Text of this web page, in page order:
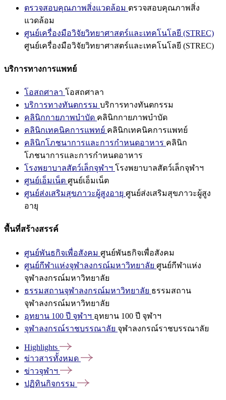
ตรวจสอบคุณภาพสิ่งแวดล้อม ตรวจสอบคุณภาพสิ่ง
แวดล้อม
ศูนย์เครื่องมือวิจัยวิทยาศาสตร์และเทคโนโลยี (STREC)
ศูนย์เครื่องมือวิจัยวิทยาศาสตร์และเทคโนโลยี (STREC)
บริการทางการแพทย์
โอสถศาลา โอสถศาลา
บริการทางทันตกรรม บริการทางทันตกรรม
คลินิกกายภาพบำบัด คลินิกกายภาพบำบัด
คลินิกเทคนิคการแพทย์ คลินิกเทคนิคการแพทย์
คลินิกโภชนาการและการกำหนดอาหาร คลินิก
โภชนาการและการกำหนดอาหาร
โรงพยาบาลสัตว์เล็กจุฬาฯ โรงพยาบาลสัตว์เล็กจุฬาฯ
ศูนย์เอ็มเน็ต ศูนย์เอ็มเน็ต
ศูนย์ส่งเสริมสุขภาวะผู้สูงอายุ ศูนย์ส่งเสริมสุขภาวะผู้สูง
อายุ
พื้นที่สร้างสรรค์
ศูนย์พันธกิจเพื่อสังคม ศูนย์พันธกิจเพื่อสังคม
ศูนย์กีฬาแห่งจุฬาลงกรณ์มหาวิทยาลัย ศูนย์กีฬาแห่ง
จุฬาลงกรณ์มหาวิทยาลัย
ธรรมสถานจุฬาลงกรณ์มหาวิทยาลัย ธรรมสถาน
จุฬาลงกรณ์มหาวิทยาลัย
อุทยาน 100 ปี จุฬาฯ อุทยาน 100 ปี จุฬาฯ
จุฬาลงกรณ์ราชบรรณาลัย จุฬาลงกรณ์ราชบรรณาลัย
Highlights
ข่าวสารทั้งหมด
ข่าวจุฬาฯ
ปฏิทินกิจกรรม